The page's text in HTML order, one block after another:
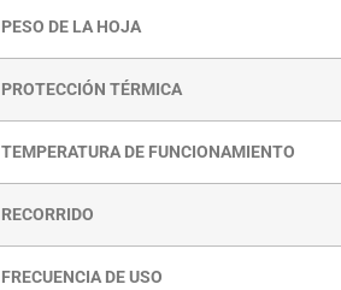
PESO DE LA HOJA
PROTECCIÓN TÉRMICA
TEMPERATURA DE FUNCIONAMIENTO
RECORRIDO
FRECUENCIA DE USO